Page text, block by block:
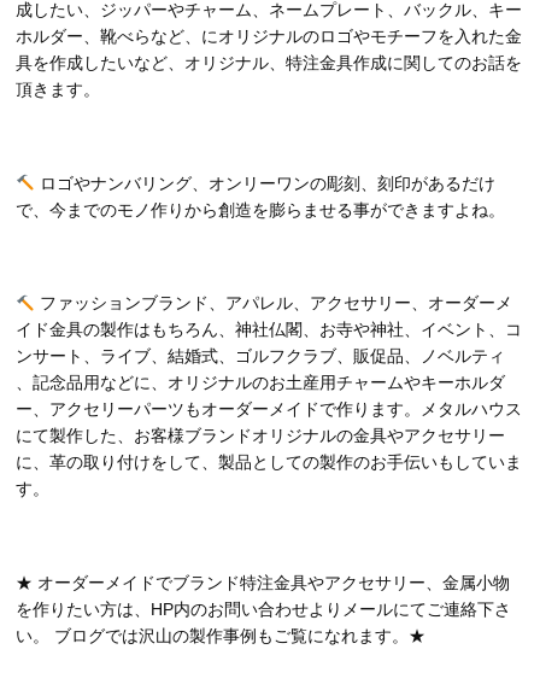
成したい、ジッパーやチャーム、ネームプレート、バックル、キー
ホルダー、靴べらなど、にオリジナルのロゴやモチーフを入れた金
具を作成したいなど、オリジナル、特注金具作成に関してのお話を
頂きます。
ロゴやナンバリング、オンリーワンの彫刻、刻印があるだけ
で、今までのモノ作りから創造を膨らませる事ができますよね。
ファッションブランド、アパレル、アクセサリー、オーダーメ
イド金具の製作はもちろん、神社仏閣、お寺や神社、イベント、コ
ンサート、ライブ、結婚式、ゴルフクラブ、販促品、ノベルティ
、記念品用などに、オリジナルのお土産用チャームやキーホルダ
ー、アクセリーパーツもオーダーメイドで作ります。メタルハウス
にて製作した、お客様ブランドオリジナルの金具やアクセサリー
に、革の取り付けをして、製品としての製作のお手伝いもしていま
す。
★ オーダーメイドでブランド特注金具やアクセサリー、金属小物
を作りたい方は、HP内のお問い合わせよりメールにてご連絡下さ
い。 ブログでは沢山の製作事例もご覧になれます。★